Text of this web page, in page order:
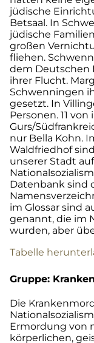
jüdische
Betsaal. In
jüdische
großen
fliehen.
dem Deutschen
ihrer Flucht.
Schwenningen
gesetzt. In
Personen. 11
Gurs/
nur Bella Kohn.
Waldfriedhof
unserer Stadt
Datenbank sind
im Glossar sind
genannt, die im
wurden, aber
Tabelle
Gruppe:
Die
Ermordung von
körperlichen,